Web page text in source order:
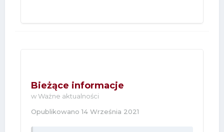
Bieżące informacje
wWażne aktualności
Opublikowano14 Września 2021